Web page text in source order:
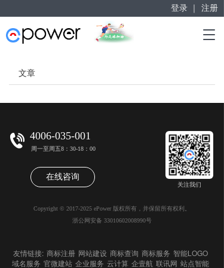
T
l
n
v
i
g
a
t
赋能“大众创业”
掘金万亿企业服务市场！
登录 ｜ 注册
文章
4006-035-001
周一至周五8：30-18：00
在线咨询
关注我们
Copyright © 2017-2025 ePower 版权所有，并保留所有权利。
浙公网安备 33010602008990号
友情链接: 商标注册 网站建设 商标查询 商标服务 智能LOGO
域名服务 官微建站 企业服务 云计算 企壹航 联讯网 站点智能